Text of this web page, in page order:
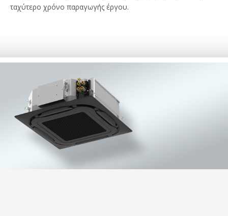
ταχύτερο χρόνο παραγωγής έργου.